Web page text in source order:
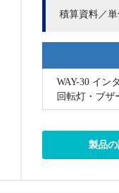
積算資料／
WAY-30 イン
回転灯・ブザ
製品